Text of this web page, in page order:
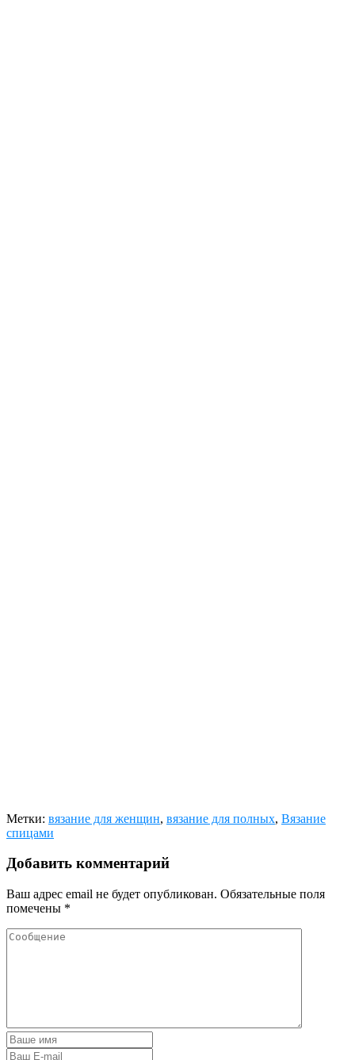
Метки: вязание для женщин, вязание для полных, Вязание
спицами
Добавить комментарий
Ваш адрес email не будет опубликован. Обязательные поля
помечены *